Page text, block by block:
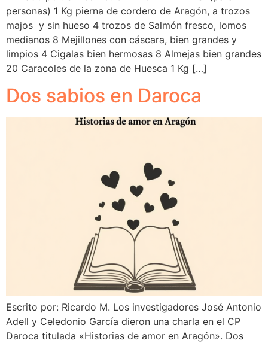
personas) 1 Kg pierna de cordero de Aragón, a trozos
majos y sin hueso 4 trozos de Salmón fresco, lomos
medianos 8 Mejillones con cáscara, bien grandes y
limpios 4 Cigalas bien hermosas 8 Almejas bien grandes
20 Caracoles de la zona de Huesca 1 Kg […]
Dos sabios en Daroca
Escrito por: Ricardo M. Los investigadores José Antonio
Adell y Celedonio García dieron una charla en el CP
Daroca titulada «Historias de amor en Aragón». Dos